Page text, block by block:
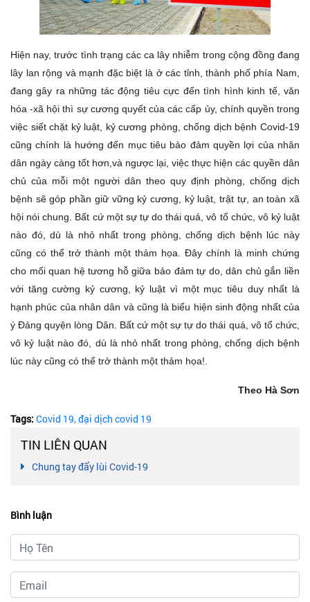
Hiện nay, trước tình trạng các ca lây nhiễm trong cộng đồng đang
lây lan rộng và mạnh đặc biệt là ở các tỉnh, thành phố phía Nam,
đang gây ra những tác động tiêu cực đến tình hình kinh tế, văn
hóa -xã hội thì sự cương quyết của các cấp ủy, chính quyền trong
việc siết chặt kỷ luật, kỷ cương phòng, chống dịch bệnh Covid-19
cũng chính là hướng đến mục tiêu bảo đảm quyền lợi của nhân
dân ngày càng tốt hơn,và ngược lại, việc thực hiện các quyền dân
chủ của mỗi một người dân theo quy định phòng, chống dịch
bệnh sẽ góp phần giữ vững kỷ cương, kỷ luật, trật tự, an toàn xã
hội nói chung. Bất cứ một sự tự do thái quá, vô tổ chức, vô kỷ luật
nào đó, dù là nhỏ nhất trong phòng, chống dịch bệnh lúc này
cũng có thể trở thành một thảm họa. Đây chính là minh chứng
cho mối quan hệ tương hỗ giữa bảo đảm tự do, dân chủ gắn liền
với tăng cường kỷ cương, kỷ luật vì một mục tiêu duy nhất là
hạnh phúc của nhân dân và cũng là biểu hiện sinh động nhất của
ý Đảng quyện lòng Dân. Bất cứ một sự tự do thái quá, vô tổ chức,
vô kỷ luật nào đó, dù là nhỏ nhất trong phòng, chống dịch bệnh
lúc này cũng có thể trở thành một thảm họa!.
Theo Hà Sơn
Tags: Covid 19,đại dịch covid 19
TIN LIÊN QUAN
Chung tay đẩy lùi Covid-19
Bình luận